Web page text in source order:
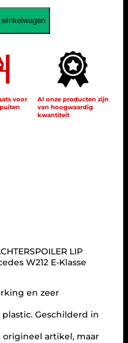
voor
Al onze producten zijn
van hoogwaardig
kwantiteit
LIP
W212 E-Klasse
en zeer
Geschilderd in
origineel artikel, maar